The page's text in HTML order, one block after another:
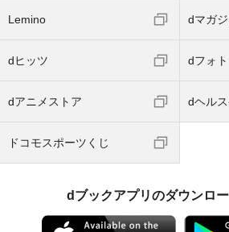
Lemino dマガ
dヒッツ dフォト
dアニメストア dヘル
ドコモスポーツくじ
dブックアプリのダウンロ